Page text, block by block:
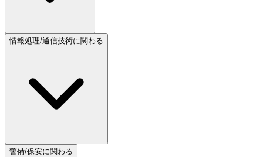
情報処理/通信技術に関わる
警備/保安に関わる